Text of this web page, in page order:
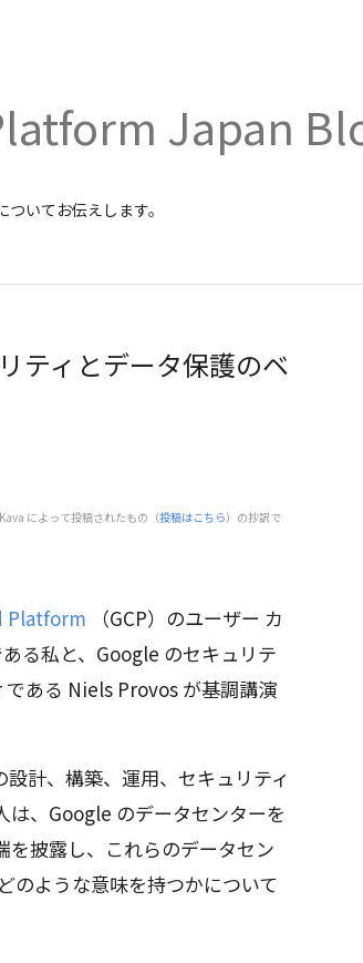
Japan
いてお伝えします。
ティとデータ保護のベ
によって投稿されたもの（投稿はこちら）の抄訳で
Platform （GCP）のユーザー カ
る私と、Google のセキュリテ
ある Niels Provos が基調講演
計、構築、運用、セキュリティ
は、Google のデータセンターを
披露し、これらのデータセン
のような意味を持つかについて